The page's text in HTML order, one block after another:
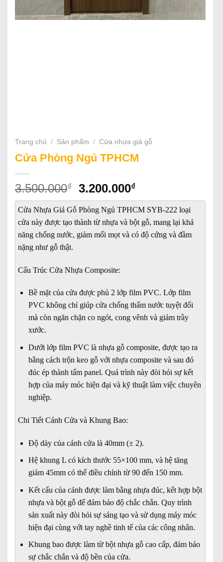
Trang chủ / Sản phẩm / Cửa nhựa giả gỗ
Cửa Phòng Ngủ TPHCM
3.500.000₫
Giá
gốc
là:
3.500.000₫.
3.200.000₫Giá
hiện
tại
là:
3.200.000₫.
Cửa Nhựa Giả Gỗ Phòng Ngủ TPHCM SYB-222 loại
cửa này được tạo thành từ nhựa và bột gỗ, mang lại khả
năng chống nước, giảm mối mọt và có độ cứng và đầm
nặng như gỗ thật.
Cấu Trúc Cửa Nhựa Composite:
Bề mặt của cửa được phủ 2 lớp film PVC. Lớp film
PVC không chỉ giúp cửa chống thấm nước tuyệt đối
mà còn ngăn chặn co ngót, cong vênh và giảm trầy
xước.
Dưới lớp film PVC là nhựa gỗ composite, được tạo ra
bằng cách trộn keo gỗ với nhựa composite và sau đó
đúc ép thành tấm panel. Quá trình này đòi hỏi sự kết
hợp của máy móc hiện đại và kỹ thuật làm việc chuyên
nghiệp.
Chi Tiết Cánh Cửa và Khung Bao:
Độ dày của cánh cửa là 40mm (± 2).
Hệ khung L có kích thước 55×100 mm, và hệ tăng
giảm 45mm có thể điều chỉnh từ 90 đến 150 mm.
Kết cấu của cánh được làm bằng nhựa đúc, kết hợp bột
nhựa và bột gỗ để đảm bảo độ chắc chắn. Quy trình
sản xuất này đòi hỏi sự sáng tạo và sử dụng máy móc
hiện đại cùng với tay nghề tinh tế của các công nhân.
Khung bao được làm từ bột nhựa gỗ cao cấp, đảm bảo
sự chắc chắn và độ bền của cửa.